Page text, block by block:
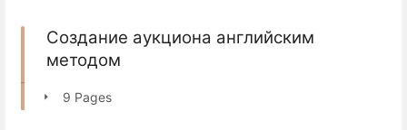
Создание аукциона английским
методом
9 Pages